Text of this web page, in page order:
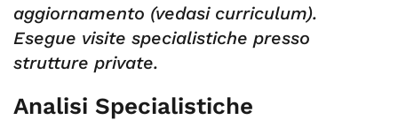
aggiornamento (vedasi curriculum).
Esegue visite specialistiche presso
strutture private.
Analisi Specialistiche